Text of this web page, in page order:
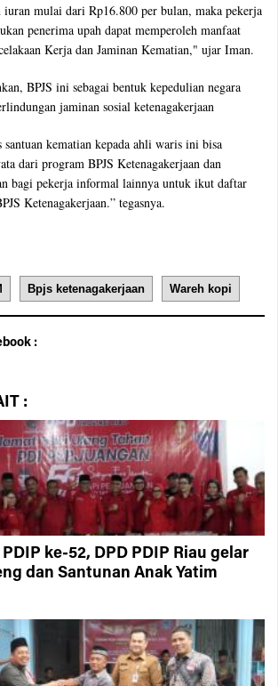
iuran mulai dari Rp16.800 per bulan, maka pekerja
penerima upah dapat memperoleh manfaat
Kerja dan Jaminan Kematian," ujar Iman.
BPJS ini sebagai bentuk kepedulian negara
jaminan sosial ketenagakerjaan
santuan kematian kepada ahli waris ini bisa
dari program BPJS Ketenagakerjaan dan
bagi pekerja informal lainnya untuk ikut daftar
Ketenagakerjaan.” tegasnya.
Bpjs ketenagakerjaan Wareh kopi
:
:
ke-52, DPD PDIP Riau gelar
dan Santunan Anak Yatim